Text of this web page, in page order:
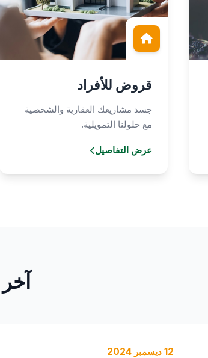
قروض للأفراد
جسد مشاريعك العقارية والشخصية
مع حلولنا التمويلية.
عرض التفاصيل
آخر
12 ديسمبر 2024
05 يناير 2025 15 يناير 2025